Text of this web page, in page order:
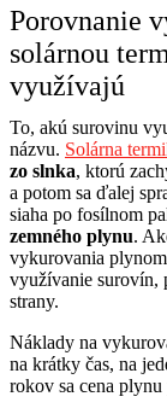
Porovnanie
solárnou
využívajú
To, akú surovinu
názvu. Solárna
zo slnka, ktorú
a potom sa ďalej
siaha po fosílnom
zemného plynu.
vykurovania
využívanie surovín,
strany.
Náklady na
na krátky čas, na
rokov sa cena